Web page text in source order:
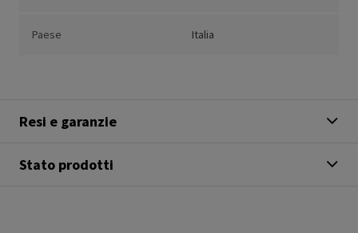
Paese Italia
Resi e garanzie
Stato prodotti